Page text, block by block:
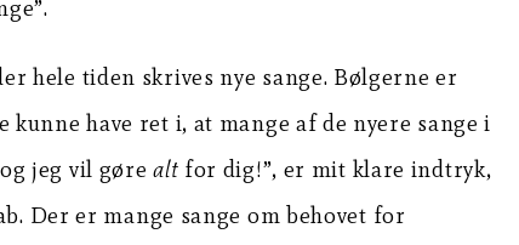
hele tiden skrives nye sange. Bølgerne er
have ret i, at mange af de nyere sange i
og jeg vil gørealt for dig!”, er mit klare indtryk,
Der er mange sange om behovet for